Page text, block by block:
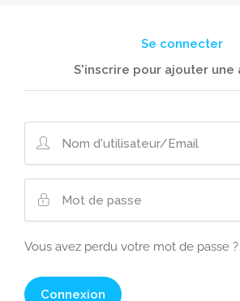
Se connecter
S'inscrire pour ajouter une
Vous avez perdu votre mot de passe ?